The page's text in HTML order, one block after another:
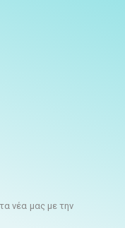
νέα μας με την